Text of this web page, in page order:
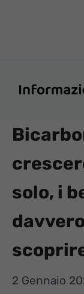
solo, i
2 Gennaio